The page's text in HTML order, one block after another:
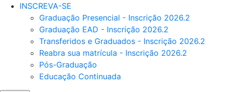
INSCREVA-SE
Graduação Presencial - Inscrição 2026.2
Graduação EAD - Inscrição 2026.2
Transferidos e Graduados - Inscrição 2026.2
Reabra sua matrícula - Inscrição 2026.2
Pós-Graduação
Educação Continuada